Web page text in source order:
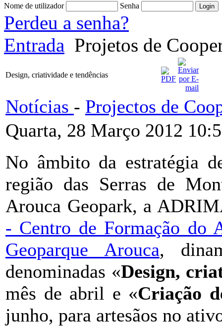
Nome de utilizador Senha
Perdeu a senha?
Entrada Projetos de
Design, criatividade e tendências
Notícias - Projectos de
Quarta, 28 Março 2012
No âmbito da estratégia
região das Serras de
Arouca Geopark, a
- Centro de Formação do
Geoparque Arouca,
denominadas «Design,
mês de abril e «Criação
junho, para artesãos no